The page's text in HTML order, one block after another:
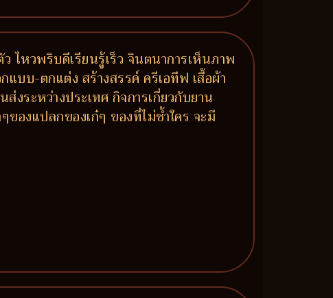
ไหวพริบดีเรียนรู้เร็ว จินตนาการเห็นภาพ
บบ-ตกแต่ง สร้างสรรค์ ครีเอทีฟ เสื้อผ้า
งระหว่างประเทศ กิจการเกี่ยวกับยาน
องแปลกของเก๋ๆ ของที่ไม่ซ้ำใคร จะมี